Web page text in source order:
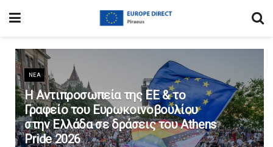
ΝΈΑ
Η Αντιπροσωπεία της ΕΕ & το
Γραφείο του Ευρωκοινοβουλίου
στην Ελλάδα σε δράσεις του Athens
Pride 2026